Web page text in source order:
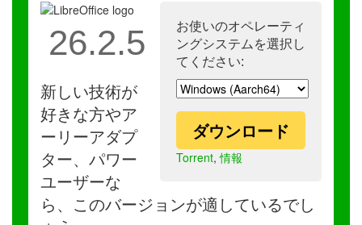
お使いのオペレーティ
ングシステムを選択し
てください:
ダウンロード
Torrent,情報
26.2.5
新しい技術が
好きな方やア
ーリーアダプ
ター、パワー
ユーザーな
ら、このバージョンが適しているでし